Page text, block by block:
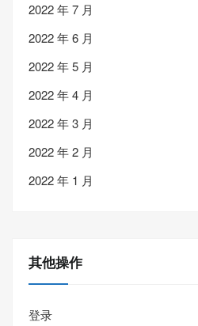
2022 年 7 月
2022 年 6 月
2022 年 5 月
2022 年 4 月
2022 年 3 月
2022 年 2 月
2022 年 1 月
其他操作
登录